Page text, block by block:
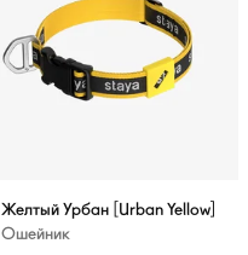
Желтый Урбан [Urban Yellow]
Ошейник